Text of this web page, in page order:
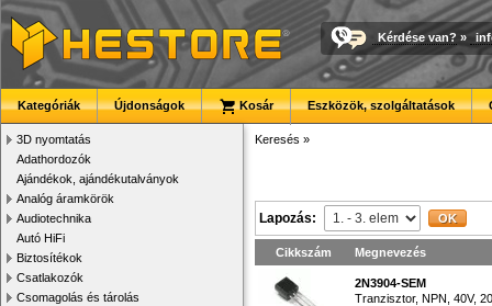
Kérdése van? »
Kategóriák Újdonságok Kosár Eszközök, szolgáltatások
3D nyomtatás
Adathordozók
Ajándékok, ajándékutalványok
Analóg áramkörök
Audiotechnika
Autó HiFi
Biztosítékok
Csatlakozók
Csomagolás és tárolás
Keresés »
Lapozás:
Cikkszám Megnevezés
2N3904-SEM
Tranzisztor, NPN, 40V,